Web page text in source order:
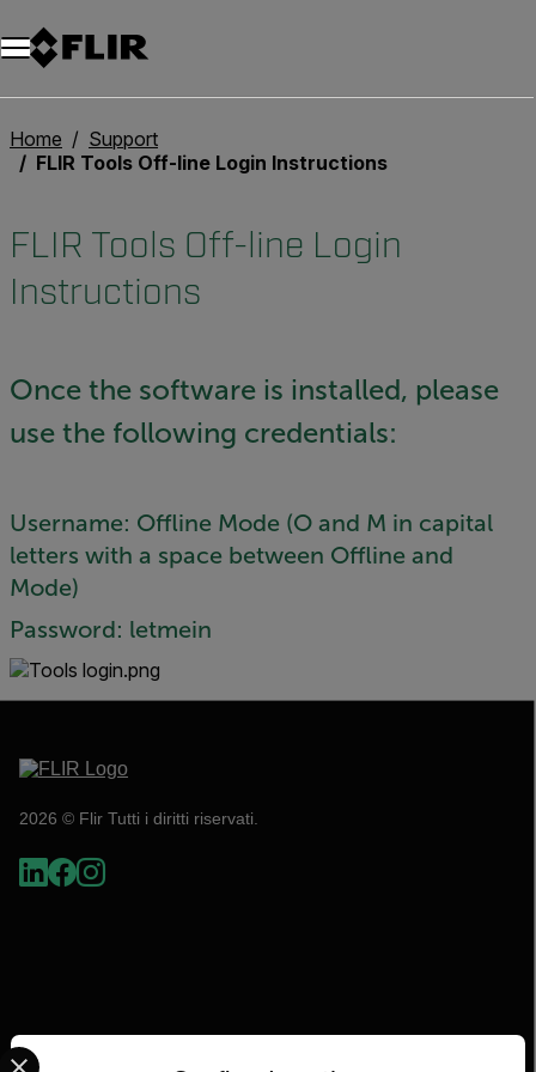
Unread messages
Modello
Rimuovi
articoli
articolo
Aggiungi al carrello
Aggiunto al carrello
Home
Support
FLIR Tools Off-line Login Instructions
FLIR Tools Off-line Login
Instructions
Once the software is installed, please
use the following credentials:
Username: Offline Mode (O and M in capital
letters with a space between Offline and
Mode)
Password: letmein
2026 © Flir Tutti i diritti riservati.
Select your preferred country and language from the